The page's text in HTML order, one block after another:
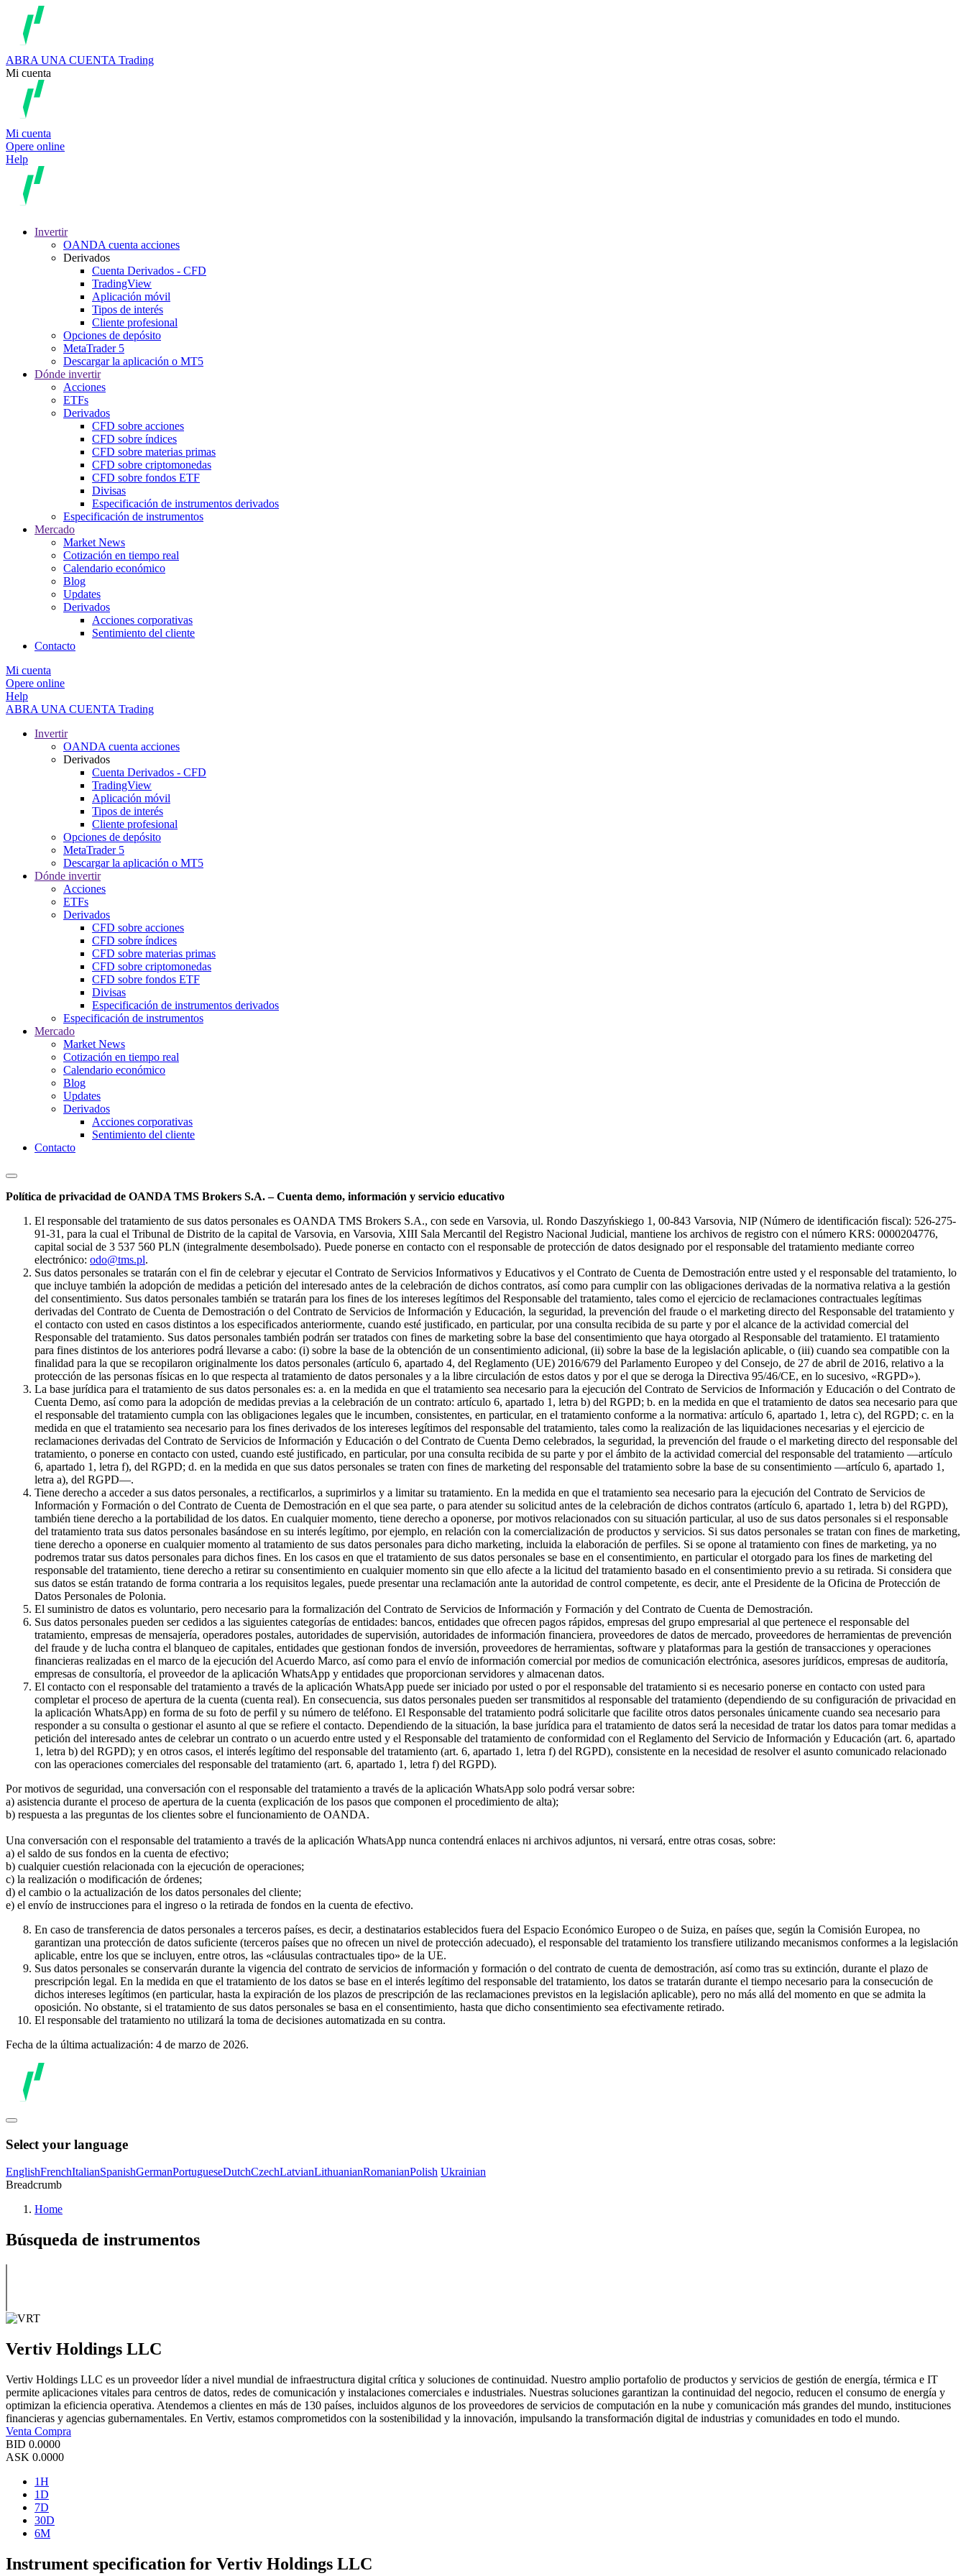
ABRA UNA CUENTA Trading
Mi cuenta
Mi cuenta
Opere online
Help
Invertir
OANDA cuenta acciones
Derivados
Cuenta Derivados - CFD
TradingView
Aplicación móvil
Tipos de interés
Cliente profesional
Opciones de depósito
MetaTrader 5
Descargar la aplicación o MT5
Dónde invertir
Acciones
ETFs
Derivados
CFD sobre acciones
CFD sobre índices
CFD sobre materias primas
CFD sobre criptomonedas
CFD sobre fondos ETF
Divisas
Especificación de instrumentos derivados
Especificación de instrumentos
Mercado
Market News
Cotización en tiempo real
Calendario económico
Blog
Updates
Derivados
Acciones corporativas
Sentimiento del cliente
Contacto
Mi cuenta
Opere online
Help
ABRA UNA CUENTA Trading
Invertir
OANDA cuenta acciones
Derivados
Cuenta Derivados - CFD
TradingView
Aplicación móvil
Tipos de interés
Cliente profesional
Opciones de depósito
MetaTrader 5
Descargar la aplicación o MT5
Dónde invertir
Acciones
ETFs
Derivados
CFD sobre acciones
CFD sobre índices
CFD sobre materias primas
CFD sobre criptomonedas
CFD sobre fondos ETF
Divisas
Especificación de instrumentos derivados
Especificación de instrumentos
Mercado
Market News
Cotización en tiempo real
Calendario económico
Blog
Updates
Derivados
Acciones corporativas
Sentimiento del cliente
Contacto
Política de privacidad de OANDA TMS Brokers S.A. – Cuenta demo, información y servicio educativo
El responsable del tratamiento de sus datos personales es OANDA TMS Brokers S.A., con sede en Varsovia, ul. Rondo Daszyńskiego 1, 00-843 Varsovia, NIP (Número de identificación fiscal): 526-275-
91-31, para la cual el Tribunal de Distrito de la capital de Varsovia, en Varsovia, XIII Sala Mercantil del Registro Nacional Judicial, mantiene los archivos de registro con el número KRS: 0000204776,
capital social de 3 537 560 PLN (integralmente desembolsado). Puede ponerse en contacto con el responsable de protección de datos designado por el responsable del tratamiento mediante correo
electrónico: odo@tms.pl.
Sus datos personales se tratarán con el fin de celebrar y ejecutar el Contrato de Servicios Informativos y Educativos y el Contrato de Cuenta de Demostración entre usted y el responsable del tratamiento, lo
que incluye también la adopción de medidas a petición del interesado antes de la celebración de dichos contratos, así como para cumplir con las obligaciones derivadas de la normativa relativa a la gestión
del consentimiento. Sus datos personales también se tratarán para los fines de los intereses legítimos del Responsable del tratamiento, tales como el ejercicio de reclamaciones contractuales legítimas
derivadas del Contrato de Cuenta de Demostración o del Contrato de Servicios de Información y Educación, la seguridad, la prevención del fraude o el marketing directo del Responsable del tratamiento y
el contacto con usted en casos distintos a los especificados anteriormente, cuando esté justificado, en particular, por una consulta recibida de su parte y por el alcance de la actividad comercial del
Responsable del tratamiento. Sus datos personales también podrán ser tratados con fines de marketing sobre la base del consentimiento que haya otorgado al Responsable del tratamiento. El tratamiento
para fines distintos de los anteriores podrá llevarse a cabo: (i) sobre la base de la obtención de un consentimiento adicional, (ii) sobre la base de la legislación aplicable, o (iii) cuando sea compatible con la
finalidad para la que se recopilaron originalmente los datos personales (artículo 6, apartado 4, del Reglamento (UE) 2016/679 del Parlamento Europeo y del Consejo, de 27 de abril de 2016, relativo a la
protección de las personas físicas en lo que respecta al tratamiento de datos personales y a la libre circulación de estos datos y por el que se deroga la Directiva 95/46/CE, en lo sucesivo, «RGPD»).
La base jurídica para el tratamiento de sus datos personales es: a. en la medida en que el tratamiento sea necesario para la ejecución del Contrato de Servicios de Información y Educación o del Contrato de
Cuenta Demo, así como para la adopción de medidas previas a la celebración de un contrato: artículo 6, apartado 1, letra b) del RGPD; b. en la medida en que el tratamiento de datos sea necesario para que
el responsable del tratamiento cumpla con las obligaciones legales que le incumben, consistentes, en particular, en el tratamiento conforme a la normativa: artículo 6, apartado 1, letra c), del RGPD; c. en la
medida en que el tratamiento sea necesario para los fines derivados de los intereses legítimos del responsable del tratamiento, tales como la realización de las liquidaciones necesarias y el ejercicio de
reclamaciones derivadas del Contrato de Servicios de Información y Educación o del Contrato de Cuenta Demo celebrados, la seguridad, la prevención del fraude o el marketing directo del responsable del
tratamiento, o ponerse en contacto con usted, cuando esté justificado, en particular, por una consulta recibida de su parte y por el ámbito de la actividad comercial del responsable del tratamiento —artículo
6, apartado 1, letra f), del RGPD; d. en la medida en que sus datos personales se traten con fines de marketing del responsable del tratamiento sobre la base de su consentimiento —artículo 6, apartado 1,
letra a), del RGPD—.
Tiene derecho a acceder a sus datos personales, a rectificarlos, a suprimirlos y a limitar su tratamiento. En la medida en que el tratamiento sea necesario para la ejecución del Contrato de Servicios de
Información y Formación o del Contrato de Cuenta de Demostración en el que sea parte, o para atender su solicitud antes de la celebración de dichos contratos (artículo 6, apartado 1, letra b) del RGPD),
también tiene derecho a la portabilidad de los datos. En cualquier momento, tiene derecho a oponerse, por motivos relacionados con su situación particular, al uso de sus datos personales si el responsable
del tratamiento trata sus datos personales basándose en su interés legítimo, por ejemplo, en relación con la comercialización de productos y servicios. Si sus datos personales se tratan con fines de marketing,
tiene derecho a oponerse en cualquier momento al tratamiento de sus datos personales para dicho marketing, incluida la elaboración de perfiles. Si se opone al tratamiento con fines de marketing, ya no
podremos tratar sus datos personales para dichos fines. En los casos en que el tratamiento de sus datos personales se base en el consentimiento, en particular el otorgado para los fines de marketing del
responsable del tratamiento, tiene derecho a retirar su consentimiento en cualquier momento sin que ello afecte a la licitud del tratamiento basado en el consentimiento previo a su retirada. Si considera que
sus datos se están tratando de forma contraria a los requisitos legales, puede presentar una reclamación ante la autoridad de control competente, es decir, ante el Presidente de la Oficina de Protección de
Datos Personales de Polonia.
El suministro de datos es voluntario, pero necesario para la formalización del Contrato de Servicios de Información y Formación y del Contrato de Cuenta de Demostración.
Sus datos personales pueden ser cedidos a las siguientes categorías de entidades: bancos, entidades que ofrecen pagos rápidos, empresas del grupo empresarial al que pertenece el responsable del
tratamiento, empresas de mensajería, operadores postales, autoridades de supervisión, autoridades de información financiera, proveedores de datos de mercado, proveedores de herramientas de prevención
del fraude y de lucha contra el blanqueo de capitales, entidades que gestionan fondos de inversión, proveedores de herramientas, software y plataformas para la gestión de transacciones y operaciones
financieras realizadas en el marco de la ejecución del Acuerdo Marco, así como para el envío de información comercial por medios de comunicación electrónica, asesores jurídicos, empresas de auditoría,
empresas de consultoría, el proveedor de la aplicación WhatsApp y entidades que proporcionan servidores y almacenan datos.
El contacto con el responsable del tratamiento a través de la aplicación WhatsApp puede ser iniciado por usted o por el responsable del tratamiento si es necesario ponerse en contacto con usted para
completar el proceso de apertura de la cuenta (cuenta real). En consecuencia, sus datos personales pueden ser transmitidos al responsable del tratamiento (dependiendo de su configuración de privacidad en
la aplicación WhatsApp) en forma de su foto de perfil y su número de teléfono. El Responsable del tratamiento podrá solicitarle que facilite otros datos personales únicamente cuando sea necesario para
responder a su consulta o gestionar el asunto al que se refiere el contacto. Dependiendo de la situación, la base jurídica para el tratamiento de datos será la necesidad de tratar los datos para tomar medidas a
petición del interesado antes de celebrar un contrato o un acuerdo entre usted y el Responsable del tratamiento de conformidad con el Reglamento del Servicio de Información y Educación (art. 6, apartado
1, letra b) del RGPD); y en otros casos, el interés legítimo del responsable del tratamiento (art. 6, apartado 1, letra f) del RGPD), consistente en la necesidad de resolver el asunto comunicado relacionado
con las operaciones comerciales del responsable del tratamiento (art. 6, apartado 1, letra f) del RGPD).
Por motivos de seguridad, una conversación con el responsable del tratamiento a través de la aplicación WhatsApp solo podrá versar sobre:
a) asistencia durante el proceso de apertura de la cuenta (explicación de los pasos que componen el procedimiento de alta);
b) respuesta a las preguntas de los clientes sobre el funcionamiento de OANDA.
Una conversación con el responsable del tratamiento a través de la aplicación WhatsApp nunca contendrá enlaces ni archivos adjuntos, ni versará, entre otras cosas, sobre:
a) el saldo de sus fondos en la cuenta de efectivo;
b) cualquier cuestión relacionada con la ejecución de operaciones;
c) la realización o modificación de órdenes;
d) el cambio o la actualización de los datos personales del cliente;
e) el envío de instrucciones para el ingreso o la retirada de fondos en la cuenta de efectivo.
En caso de transferencia de datos personales a terceros países, es decir, a destinatarios establecidos fuera del Espacio Económico Europeo o de Suiza, en países que, según la Comisión Europea, no
garantizan una protección de datos suficiente (terceros países que no ofrecen un nivel de protección adecuado), el responsable del tratamiento los transfiere utilizando mecanismos conformes a la legislación
aplicable, entre los que se incluyen, entre otros, las «cláusulas contractuales tipo» de la UE.
Sus datos personales se conservarán durante la vigencia del contrato de servicios de información y formación o del contrato de cuenta de demostración, así como tras su extinción, durante el plazo de
prescripción legal. En la medida en que el tratamiento de los datos se base en el interés legítimo del responsable del tratamiento, los datos se tratarán durante el tiempo necesario para la consecución de
dichos intereses legítimos (en particular, hasta la expiración de los plazos de prescripción de las reclamaciones previstos en la legislación aplicable), pero no más allá del momento en que se admita la
oposición. No obstante, si el tratamiento de sus datos personales se basa en el consentimiento, hasta que dicho consentimiento sea efectivamente retirado.
El responsable del tratamiento no utilizará la toma de decisiones automatizada en su contra.
Fecha de la última actualización: 4 de marzo de 2026.
Select your language
EnglishFrenchItalianSpanishGermanPortugueseDutchCzechLatvianLithuanianRomanianPolish Ukrainian
Breadcrumb
Home
Búsqueda de instrumentos
Vertiv Holdings LLC
Vertiv Holdings LLC es un proveedor líder a nivel mundial de infraestructura digital crítica y soluciones de continuidad. Nuestro amplio portafolio de productos y servicios de gestión de energía, térmica e IT
permite aplicaciones vitales para centros de datos, redes de comunicación y instalaciones comerciales e industriales. Nuestras soluciones garantizan la continuidad del negocio, reducen el consumo de energía y
optimizan la eficiencia operativa. Atendemos a clientes en más de 130 países, incluidos algunos de los proveedores de servicios de computación en la nube y comunicación más grandes del mundo, instituciones
financieras y agencias gubernamentales. En Vertiv, estamos comprometidos con la sostenibilidad y la innovación, impulsando la transformación digital de industrias y comunidades en todo el mundo.
Venta Compra
BID 0.0000
ASK 0.0000
1H
1D
7D
30D
6M
Instrument specification for Vertiv Holdings LLC